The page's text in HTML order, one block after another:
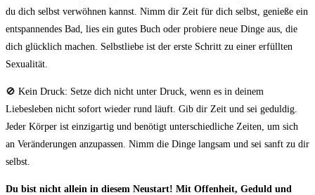
du dich selbst‌ verwöhnen kannst. ⁤Nimm dir Zeit für dich selbst, genieße ein
entspannendes Bad, lies ein gutes Buch oder⁢ probiere neue‌ Dinge aus, die​
dich glücklich machen. ⁣Selbstliebe ist der erste Schritt zu einer erfüllten
Sexualität.
🚫 Kein Druck:​ Setze⁢ dich nicht ‌unter Druck, wenn es in deinem
Liebesleben nicht sofort wieder​ rund läuft. ⁢Gib dir​ Zeit und sei⁤ geduldig.
Jeder⁢ Körper ⁢ist ​einzigartig und benötigt unterschiedliche Zeiten, ⁢um sich​
an ⁣Veränderungen anzupassen. Nimm die Dinge langsam und sei sanft zu ​dir
selbst.
Du bist nicht allein‌ in diesem ​Neustart! Mit Offenheit, ⁤Geduld und